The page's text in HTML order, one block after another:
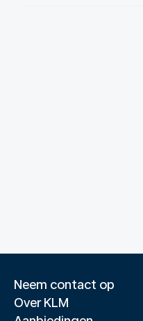
Neem contact op
Over KLM